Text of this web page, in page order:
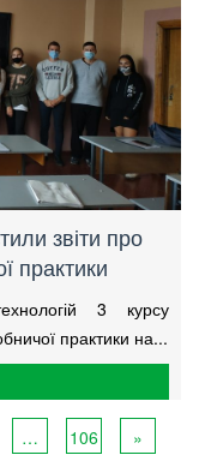
звіти про
практики
3 курсу
практики на...
… 106 »